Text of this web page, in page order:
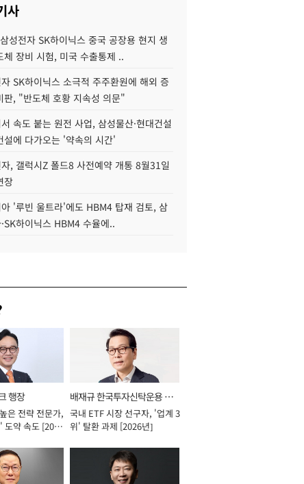
사
성전자 SK하이닉스 중국 공장용 현지 생
체 장비 시험, 미국 수출통제 ..
SK하이닉스 소극적 주주환원에 해외 증
판, "반도체 호황 지속성 의문"
속도 붙는 원전 사업, 삼성물산·현대건설
설에 다가오는 '약속의 시간'
, 갤럭시Z 폴드8 사전예약 개통 8월31일
장
'루빈 울트라'에도 HBM4 탑재 검토, 삼
하이닉스 HBM4 수율에..
행장
은 전략 전문가,
도약 속도 [2026
배재규 한국투자신탁운용 대
표이사 사장
국내 ETF 시장 선구자, '업계 3
위' 탈환 과제 [2026년]